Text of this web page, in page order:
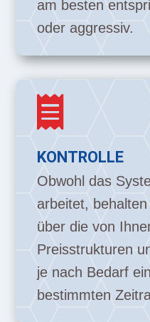
am besten
oder aggressiv.

KONTROLLE
Obwohl das
arbeitet,
über die von
Preisstrukturen
je nach Bedarf
bestimmten